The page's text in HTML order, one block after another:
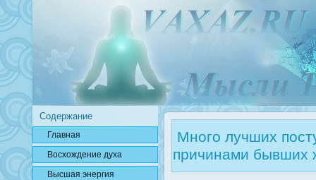
Содержание
Главная
Вοсхождение духа
Высшая энергия
Много лучших
причинами бывших